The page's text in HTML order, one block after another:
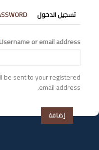
التبويبات
الأساسية
تسجيل الدخول
Username or email address
be sent to your registered
email address.